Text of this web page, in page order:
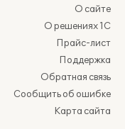
О сайте
О решениях 1С
Прайс-лист
Поддержка
Обратная связь
Сообщить об ошибке
Карта сайта